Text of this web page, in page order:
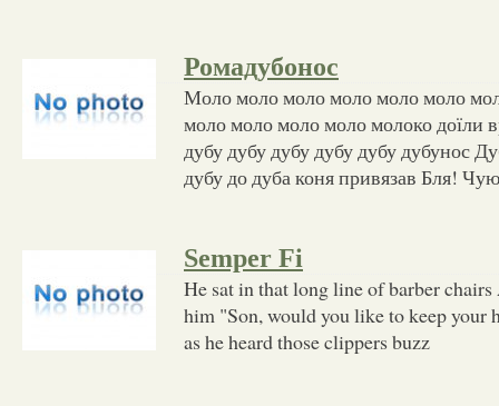
Ромадубонос
Моло моло моло моло моло моло
моло моло моло моло молоко доїли
дубу дубу дубу дубу дубу дубунос
дубу до дуба коня привязав Бля!
Semper Fi
He sat in that long line of barber chairs
him "Son, would you like to keep your
as he heard those clippers buzz